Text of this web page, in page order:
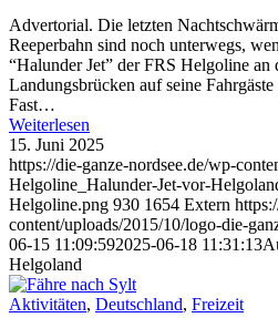
Advertorial. Die letzten
Reeperbahn sind noch unterwegs,
“Halunder Jet” der FRS Helgoline an
Landungsbrücken auf seine
Fast…
Weiterlesen
15. Juni 2025
https://die-ganze-nordsee.de/wp-
Helgoline_Halunder-Jet-vor-
Helgoline.png 930 1654 Extern
content/uploads/2015/10/logo-die-
06-15 11:09:592025-06-18 11:31:13
Helgoland
Aktivitäten, Deutschland, Freizeit